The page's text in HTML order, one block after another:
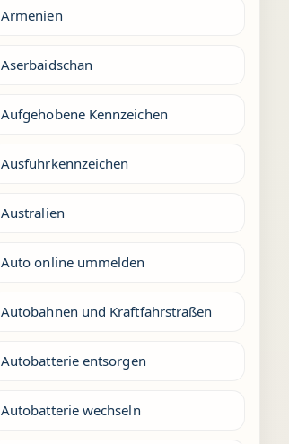
Armenien
Aserbaidschan
Aufgehobene Kennzeichen
Ausfuhrkennzeichen
Australien
Auto online ummelden
Autobahnen und Kraftfahrstraßen
Autobatterie entsorgen
Autobatterie wechseln